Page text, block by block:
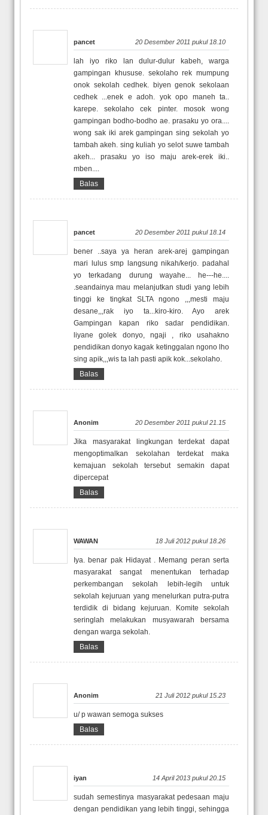
pancet 20 Desember 2011 pukul 18.10
lah iyo riko lan dulur-dulur kabeh, warga
gampingan khususe. sekolaho rek mumpung
onok sekolah cedhek. biyen genok sekolaan
cedhek ...enek e adoh. yok opo maneh ta..
karepe. sekolaho cek pinter. mosok wong
gampingan bodho-bodho ae. prasaku yo ora....
wong sak iki arek gampingan sing sekolah yo
tambah akeh. sing kuliah yo selot suwe tambah
akeh... prasaku yo iso maju arek-erek iki..
mben....
Balas
pancet 20 Desember 2011 pukul 18.14
bener ..saya ya heran arek-arej gampingan
mari lulus smp langsung nikah/kerjo. padahal
yo terkadang durung wayahe... he---he....
.seandainya mau melanjutkan studi yang lebih
tinggi ke tingkat SLTA ngono ,,,mesti maju
desane,,,rak iyo ta...kiro-kiro. Ayo arek
Gampingan kapan riko sadar pendidikan.
liyane golek donyo, ngaji , riko usahakno
pendidikan donyo kagak ketinggalan ngono lho
sing apik,,,wis ta lah pasti apik kok...sekolaho.
Balas
Anonim 20 Desember 2011 pukul 21.15
Jika masyarakat lingkungan terdekat dapat
mengoptimalkan sekolahan terdekat maka
kemajuan sekolah tersebut semakin dapat
dipercepat
Balas
WAWAN 18 Juli 2012 pukul 18.26
Iya. benar pak Hidayat . Memang peran serta
masyarakat sangat menentukan terhadap
perkembangan sekolah lebih-legih untuk
sekolah kejuruan yang menelurkan putra-putra
terdidik di bidang kejuruan. Komite sekolah
seringlah melakukan musyawarah bersama
dengan warga sekolah.
Balas
Anonim 21 Juli 2012 pukul 15.23
u/ p wawan semoga sukses
Balas
iyan 14 April 2013 pukul 20.15
sudah semestinya masyarakat pedesaan maju
dengan pendidikan yang lebih tinggi, sehingga